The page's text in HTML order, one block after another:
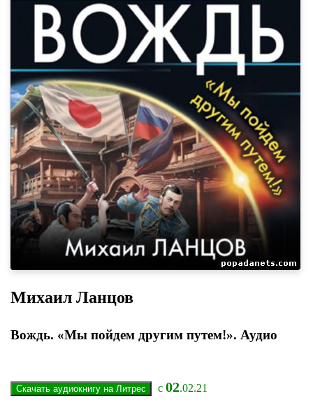
Михаил Ланцов
Вождь. «Мы пойдем другим путем!». Аудио
с 02.02.21